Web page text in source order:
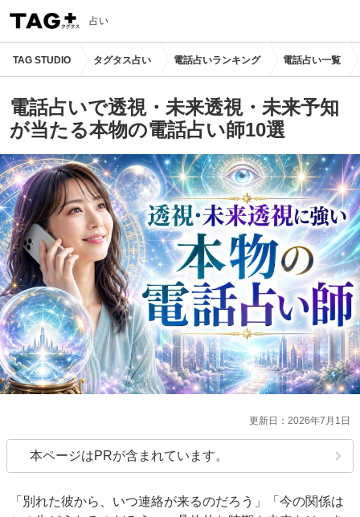
占い
TAG STUDIO タグタス占い 電話占いランキング 電話占い一覧
電話占いで透視・未来透視・未来予知
が当たる本物の電話占い師10選
2026年7月1日
本ページはPRが含まれています。
「別れた彼から、いつ連絡が来るのだろう」「今の関係は